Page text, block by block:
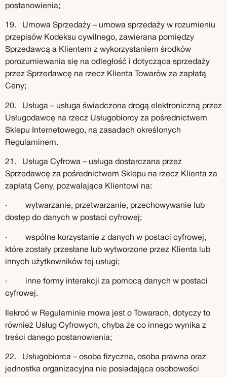
postanowienia;
19. Umowa Sprzedaży – umowa sprzedaży w rozumieniu
przepisów Kodeksu cywilnego, zawierana pomiędzy
Sprzedawcą a Klientem z wykorzystaniem środków
porozumiewania się na odległość i dotycząca sprzedaży
przez Sprzedawcę na rzecz Klienta Towarów za zapłatą
Ceny;
20. Usługa – usługa świadczona drogą elektroniczną przez
Usługodawcę na rzecz Usługobiorcy za pośrednictwem
Sklepu Internetowego, na zasadach określonych
Regulaminem.
21. Usługa Cyfrowa – usługa dostarczana przez
Sprzedawcę za pośrednictwem Sklepu na rzecz Klienta za
zapłatą Ceny, pozwalająca Klientowi na:
· wytwarzanie, przetwarzanie, przechowywanie lub
dostęp do danych w postaci cyfrowej;
· wspólne korzystanie z danych w postaci cyfrowej,
które zostały przesłane lub wytworzone przez Klienta lub
innych użytkowników tej usługi;
· inne formy interakcji za pomocą danych w postaci
cyfrowej.
Ilekroć w Regulaminie mowa jest o Towarach, dotyczy to
również Usług Cyfrowych, chyba że co innego wynika z
treści danego postanowienia;
22. Usługobiorca – osoba fizyczna, osoba prawna oraz
jednostka organizacyjna nie posiadająca osobowości